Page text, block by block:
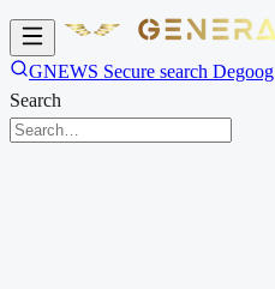
GNEWS Secure search Degoog
Search